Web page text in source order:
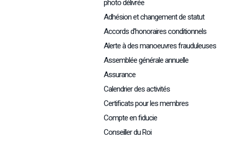
photo délivrée
Adhésion et changement de statut
Accords d'honoraires conditionnels
Alerte à des manoeuvres frauduleuses
Assemblée générale annuelle
Assurance
Calendrier des activités
Certificats pour les membres
Compte en fiducie
Conseiller du Roi